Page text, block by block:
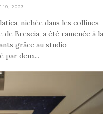
19, 2023
nichée dans les collines
Brescia, a été ramenée à la
grâce au studio
par deux...